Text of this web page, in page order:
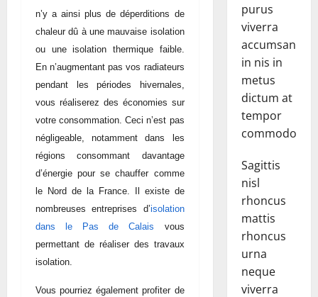
n’y a ainsi plus de déperditions de
chaleur dû à une mauvaise isolation
ou une isolation thermique faible.
En n’augmentant pas vos radiateurs
pendant les périodes hivernales,
vous réaliserez des économies sur
votre consommation. Ceci n’est pas
négligeable, notamment dans les
régions consommant davantage
d’énergie pour se chauffer comme
le Nord de la France. Il existe de
nombreuses entreprises d’isolation
dans le
Pas de Calais vous
permettant de réaliser des travaux
isolation.
Vous pourriez également profiter de
purus
viverra
accumsan
in nis in
metus
dictum at
tempor
commodo.
Sagittis
nisl
rhoncus
mattis
rhoncus
urna
neque
viverra